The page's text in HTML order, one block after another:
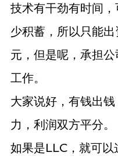
技术有干劲有时间，
少积蓄，所以只能
元，但是呢，承担
工作。
大家说好，有钱出钱
力，利润双方平分。
如果是LLC，就可以